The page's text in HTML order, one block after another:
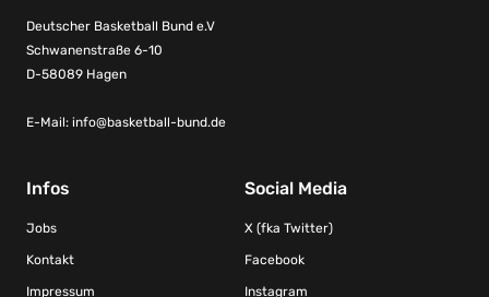
Deutscher Basketball Bund e.V
Schwanenstraße 6-10
D-58089 Hagen
E-Mail: info@basketball-bund.de
Infos
Jobs
Kontakt
Impressum
Social Media
X (fka Twitter)
Facebook
Instagram